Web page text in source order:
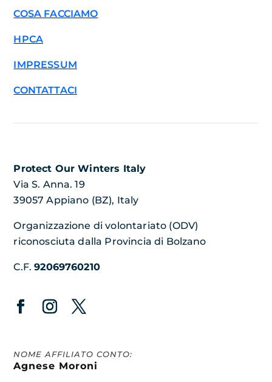
COSA FACCIAMO
HPCA
IMPRESSUM
CONTATTACI
Protect Our Winters Italy
Via S. Anna. 19
39057 Appiano (BZ), Italy
Organizzazione di volontariato (ODV)
riconosciuta dalla Provincia di Bolzano
C.F.92069760210
NOME AFFILIATO CONTO:
Agnese Moroni